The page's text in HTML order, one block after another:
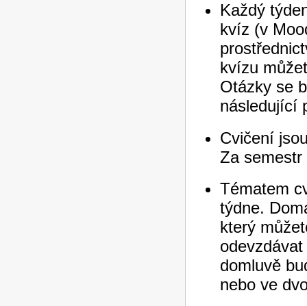
Každý
kvíz (v
kvízu
Otázky se
následující
Cvičení
Za
Tématem
týdne.
který
domluvě
nebo ve